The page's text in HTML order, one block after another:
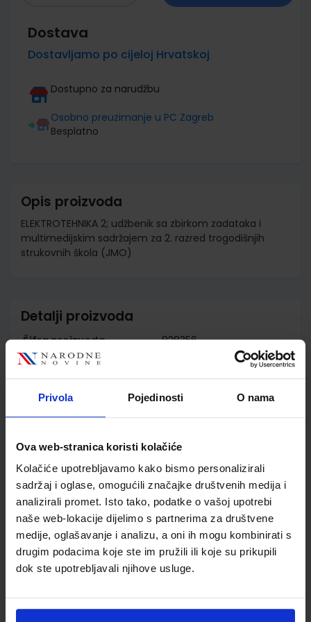
Privola Pojedinosti O nama
Ova web-stranica koristi kolačiće
Kolačiće upotrebljavamo kako bismo personalizirali
sadržaj i oglase, omogućili značajke društvenih medija i
analizirali promet. Isto tako, podatke o vašoj upotrebi
naše web-lokacije dijelimo s partnerima za društvene
medije, oglašavanje i analizu, a oni ih mogu kombinirati s
drugim podacima koje ste im pružili ili koje su prikupili
dok ste upotrebljavali njihove usluge.
Dostava
Dostavljamo po cijeloj Hrvatskoj
Dostupno za narudžbu
Osobno preuzimanje u PC Zagreb
Besplatno
Opis proizvoda
ELEKTROTEHNIKA 2; udžbenik sa zbirkom zadataka i
multimedijskim sadržajem za 2. razred trogodišnjih
strukovnih škola (JMO)
Detalji proizvoda
Šifra proizvoda
928356
Jedinična mjera
Nakladnik
ELEMENT d.o.o.
Autor
Nediljka Furčić Zdravko
Vrsta školske knjige
UDŽBENIK I ZZ
Vrsta škole
3 STRUKOVNA
Nastavni predmet
3GOD. EL.STR.ŠKOLE
Reg br min
2113